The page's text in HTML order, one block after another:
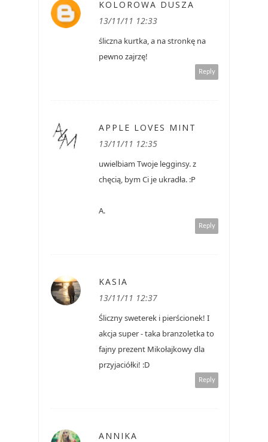
KOLOROWA DUSZA
13/11/11 12:33
śliczna kurtka, a na stronkę na
pewno zajrzę!
Reply
APPLE LOVES MINT
13/11/11 12:35
uwielbiam Twoje legginsy. z
chęcią, bym Ci je ukradła. :P
A.
Reply
KASIA
13/11/11 12:37
Śliczny sweterek i pierścionek! I
akcja super - taka branzoletka to
fajny prezent Mikołajkowy dla
przyjaciółki! :D
Reply
ANNIKA